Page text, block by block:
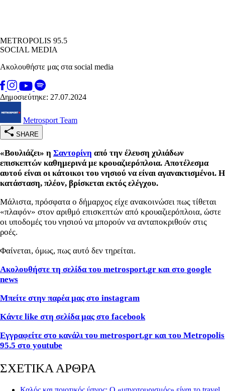
METROPOLIS 95.5
SOCIAL MEDIA
Ακολουθήστε μας στα social media
Δημοσιεύτηκε: 27.07.2024
Metrosport Team
SHARE
«Βουλιάζει» η Σαντορίνη από την έλευση χιλιάδων
επισκεπτών καθημερινά με κρουαζιερόπλοια. Αποτέλεσμα
αυτού είναι οι κάτοικοι του νησιού να είναι αγανακτισμένοι. Η
κατάσταση, πλέον, βρίσκεται εκτός ελέγχου.
Μάλιστα, πρόσφατα ο δήμαρχος είχε ανακοινώσει πως τίθεται
«πλαφόν» στον αριθμό επισκεπτών από κρουαζιερόπλοια, ώστε
οι υποδομές του νησιού να μπορούν να ανταποκριθούν στις
ροές.
Φαίνεται, όμως, πως αυτό δεν τηρείται.
Ακολουθήστε τη σελίδα του metrosport.gr και στο google
news
Μπείτε στην παρέα μας στο instagram
Κάντε like στη σελίδα μας στο facebook
Εγγραφείτε στο κανάλι του metrosport.gr και του Metropolis
95.5 στο youtube
ΣΧΕΤΙΚΑ ΑΡΘΡΑ